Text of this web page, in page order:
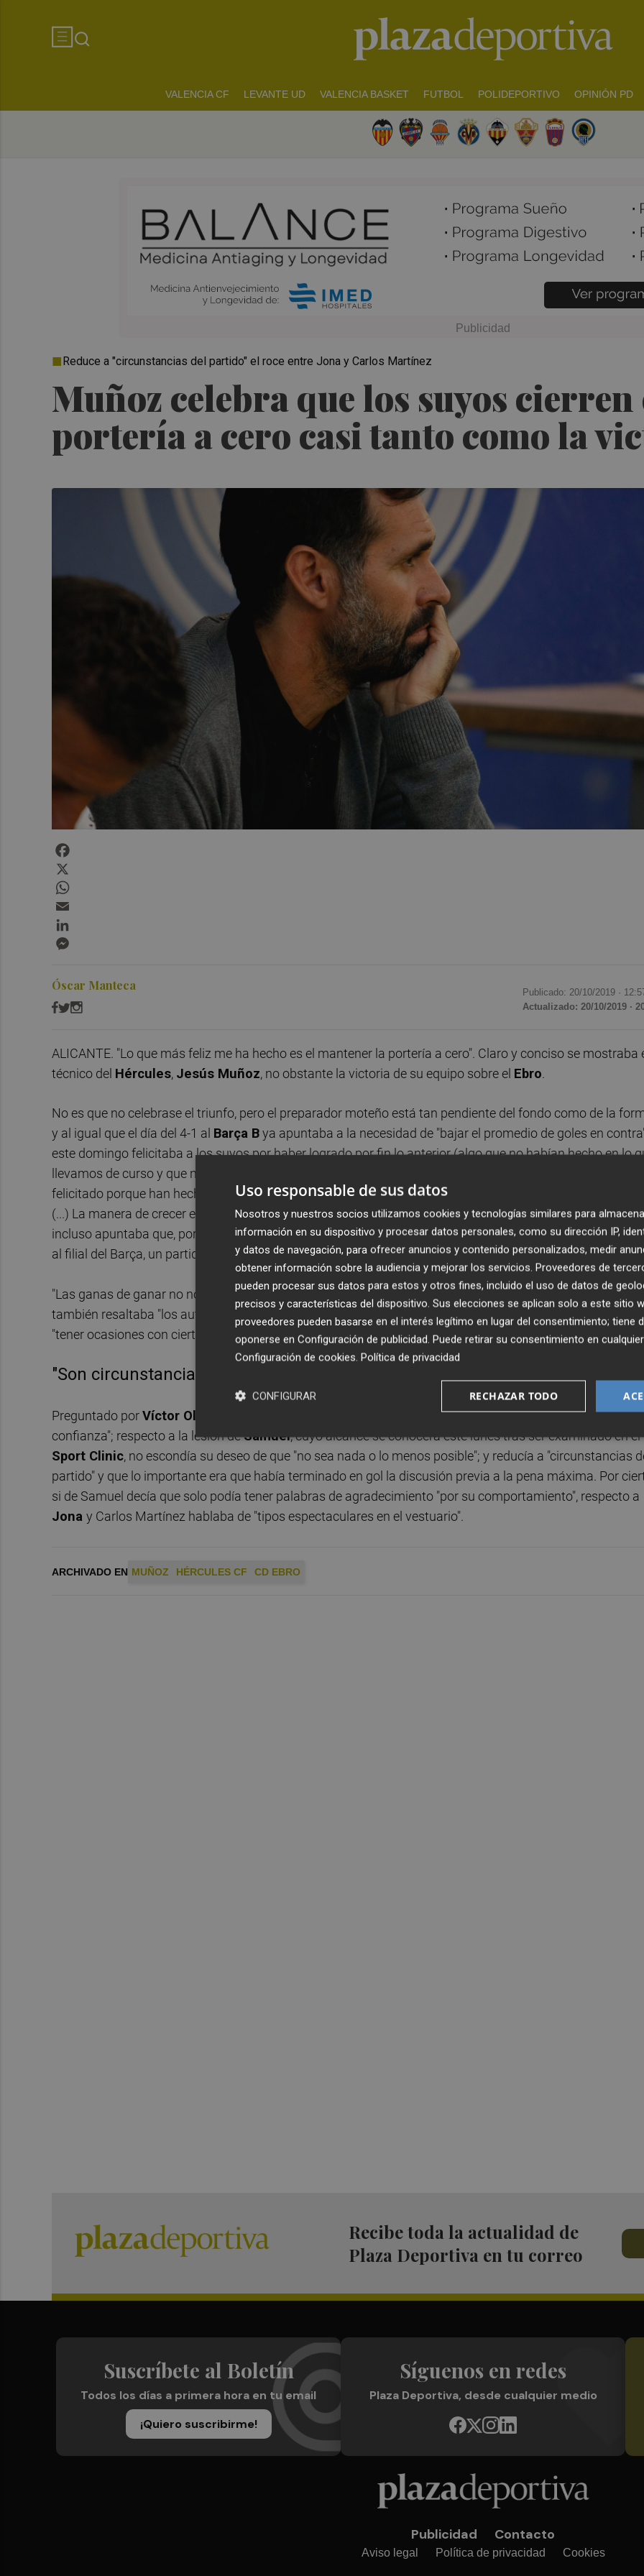
VALENCIA CF LEVANTE UD VALENCIA BASKET FUTBOL POLIDEPORTIVO OPINIÓN PD
Muñoz celebra que los suyos
portería a cero casi tanto como la
Reduce a "circunstancias del partido" el roce entre Jona y Carlos Martínez
Óscar Manteca Publicado: 20/10/2019 ·
Actualizado: 20/10/2019 ·
ALICANTE. "Lo que más feliz me ha hecho es el mantener la portería a cero". Claro y conciso se mostraba
técnico del Hércules, Jesús Muñoz, no obstante la victoria de su equipo sobre el Ebro.
No es que no celebrase el triunfo, pero el preparador moteño está tan pendiente del fondo como de la
y al igual que el día del 4-1 al Barça Bya apuntaba a la necesidad de "bajar el promedio de goles en
este domingo felicitaba a los suyos por haber logrado por fin lo anterior (algo que no habían hecho en lo
llevamos de curso y que no conseguían en partido oficial desde la visita a
felicitado porque han hecho un trabajo espectacular, más allá de los goles. Somos un equipo difícil de batir
(...) La manera de crecer es a partir de dar una imagen de equipo aguerrido y compacto", decía Muñoz que
incluso apuntaba que, por la forma, la victoria ante el Ebro le había gustado "más" que la que lograron
al filial del Barça, un partido en el que se fueron al descanso ya con una clara ventaja en el marcador.
"Las ganas de ganar no nos han llevado a la ansiedad y la precipitación", insistía el técnico blanquiazul
también resaltaba "los automatismos con el balón" que empiezan a implementar los suyos y les permiten
"tener ocasiones con cierta continuidad".
"Son circunstancias del partido"
Preguntado porVíctor Olmedo
, Muñoz hablaba de "gran partido" por su parte y de que había jugado "con
confianza"; respecto a la lesión deSamuel, cuyo alcance se conocerá este lunes tras ser examinado en el
Sport Clinic, no escondía su deseo de que "no sea nada o lo menos posible"; y reducía a "circunstancias
partido" y que lo importante era que había terminado en gol la discusión previa a la pena máxima. Por
si de Samuel decía que solo podía tener palabras de agradecimiento "por su comportamiento", respecto a
Jona y Carlos Martínez hablaba de "tipos espectaculares en el vestuario".
ARCHIVADO EN MUÑOZ HÉRCULES CF CD EBRO
Recibe toda la actualidad de
Plaza Deportiva en tu correo
Suscríbete al Boletín
Todos los días a primera hora en tu email
¡Quiero suscribirme!
Síguenos en redes
Plaza Deportiva, desde cualquier medio
Publicidad Contacto
Aviso legal Política de privacidad Cookies
Uso responsable de sus datos
Nosotros y nuestros socios utilizamos cookies y tecnologías similares para
información en su dispositivo y procesar datos personales, como su dirección IP,
y datos de navegación, para ofrecer anuncios y contenido personalizados, medir
obtener información sobre la audiencia y mejorar los servicios. Proveedores de
pueden procesar sus datos para estos y otros fines, incluido el uso de datos de
precisos y características del dispositivo. Sus elecciones se aplican solo a este sitio
proveedores pueden basarse en el interés legítimo en lugar del consentimiento; tiene
oponerse en Configuración de publicidad. Puede retirar su consentimiento en
Configuración de cookies. Política de privacidad
RECHAZAR TODO
CONFIGURAR